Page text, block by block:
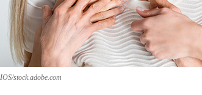
stock.adobe.com